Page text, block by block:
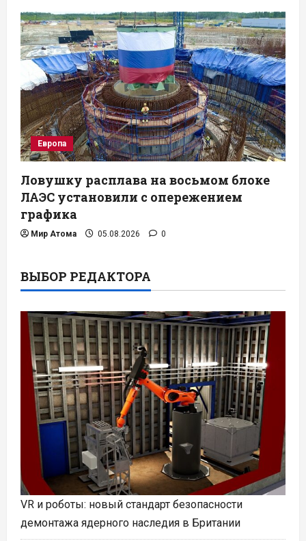
Европа
Ловушку расплава на восьмом блоке
ЛАЭС установили с опережением
графика
Мир Атома 05.08.2026 0
ВЫБОР РЕДАКТОРА
VR и роботы: новый стандарт безопасности
демонтажа ядерного наследия в Британии